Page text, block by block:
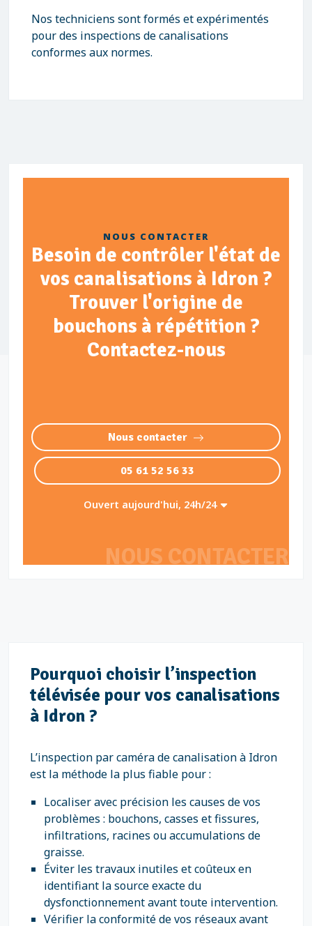
Nos techniciens sont formés et expérimentés
pour des inspections de canalisations
conformes aux normes.
NOUS CONTACTER
NOUS CONTACTER
Besoin de contrôler l'état de
vos canalisations à Idron ?
Trouver l'origine de
bouchons à répétition ?
Contactez-nous
Nous contacter
05 61 52 56 33
Ouvert aujourd'hui, 24h/24
Pourquoi choisir l’inspection
télévisée pour vos canalisations
à Idron ?
L’inspection par caméra de canalisation à Idron
est la méthode la plus fiable pour :
Localiser avec précision les causes de vos
problèmes : bouchons, casses et fissures,
infiltrations, racines ou accumulations de
graisse.
Éviter les travaux inutiles et coûteux en
identifiant la source exacte du
dysfonctionnement avant toute intervention.
Vérifier la conformité de vos réseaux avant